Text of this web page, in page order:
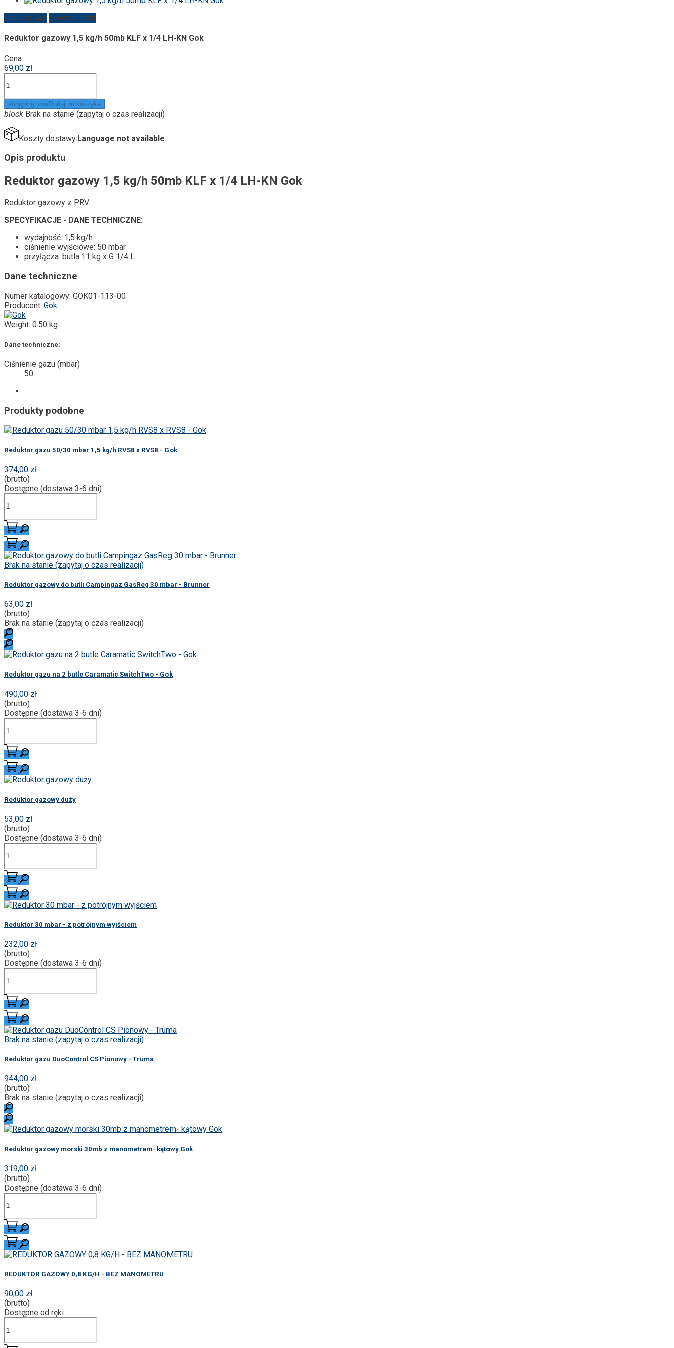
chevron_left chevron_right
Reduktor gazowy 1,5 kg/h 50mb KLF x 1/4 LH-KN Gok
Cena:
69,00 zł
shopping_cartDodaj do koszyka
block Brak na stanie (zapytaj o czas realizacji)
Koszty dostawy:Language not available
Opis produktu
Reduktor gazowy 1,5 kg/h 50mb KLF x 1/4 LH-KN Gok
Reduktor gazowy z PRV.
SPECYFIKACJE - DANE TECHNICZNE:
wydajność: 1,5 kg/h
ciśnienie wyjściowe: 50 mbar
przyłącza: butla 11 kg x G 1/4 L
Dane techniczne
Numer katalogowy: GOK01-113-00
Producent: Gok
Weight: 0.50 kg
Dane techniczne:
Ciśnienie gazu (mbar)
50
Produkty podobne
Reduktor gazu 50/30 mbar 1,5 kg/h RVS8 x RVS8 - Gok
374,00 zł
(brutto)
Dostępne (dostawa 3-6 dni)
Brak na stanie (zapytaj o czas realizacji)
Reduktor gazowy do butli Campingaz GasReg 30 mbar - Brunner
63,00 zł
(brutto)
Brak na stanie (zapytaj o czas realizacji)
Reduktor gazu na 2 butle Caramatic SwitchTwo - Gok
490,00 zł
(brutto)
Dostępne (dostawa 3-6 dni)
Reduktor gazowy duży
53,00 zł
(brutto)
Dostępne (dostawa 3-6 dni)
Reduktor 30 mbar - z potrójnym wyjściem
232,00 zł
(brutto)
Dostępne (dostawa 3-6 dni)
Brak na stanie (zapytaj o czas realizacji)
Reduktor gazu DuoControl CS Pionowy - Truma
944,00 zł
(brutto)
Brak na stanie (zapytaj o czas realizacji)
Reduktor gazowy morski 30mb z manometrem- kątowy Gok
319,00 zł
(brutto)
Dostępne (dostawa 3-6 dni)
REDUKTOR GAZOWY 0,8 KG/H - BEZ MANOMETRU
90,00 zł
(brutto)
Dostępne od ręki